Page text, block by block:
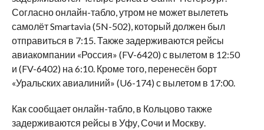
Согласно онлайн-табло, утром не может вылететь
самолёт Smartavia (5N-502), который должен был
отправиться в 7:15. Также задерживаются рейсы
авиакомпании «Россия» (FV-6420) с вылетом в 12:50
и (FV-6402) на 6:10. Кроме того, перенесён борт
«Уральских авиалиний» (U6-174) с вылетом в 17:00.
Как сообщает онлайн-табло, в Кольцово также
задерживаются рейсы в Уфу, Сочи и Москву.